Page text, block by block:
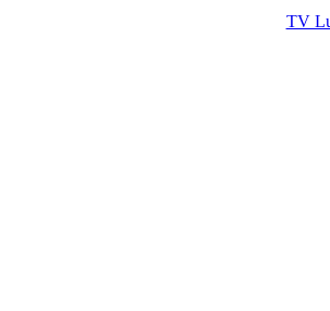
TV